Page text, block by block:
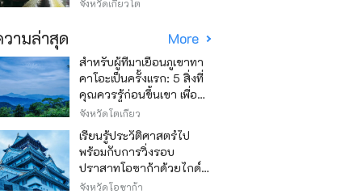
จังหวัดเกียวโต
ามล่าสุด More
สำหรับผู้ที่มาเยือนภูเขาทา
คาโอะเป็นครั้งแรก: 5 สิ่งที่
คุณควรรู้ก่อนขึ้นเขา เพื่อ
ให้การปีนเขาเป็นไปอย่าง
สนุกสนาน
จังหวัดโตเกียว
เรียนรู้ประวัติศาสตร์ไป
พร้อมกับการวิ่งรอบ
ปราสาทโอซาก้าด้วยไกด์
เสียง "วิ่ง วิ่ง เรียนรู้"
จังหวัดโอซาก้า